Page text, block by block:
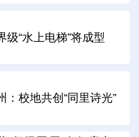
级“水上电梯”将成型
：校地共创“同里诗光”